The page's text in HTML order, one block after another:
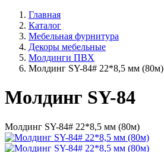
Главная
Каталог
Мебельная фурнитура
Декоры мебельные
Молдинги ПВХ
Молдинг SY-84# 22*8,5 мм (80м)
Молдинг SY-84
Молдинг SY-84# 22*8,5 мм (80м)